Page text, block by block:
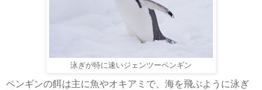
泳ぎが特に速いジェンツーペンギン
ペンギンの餌は主に魚やオキアミで、海を飛ぶように泳ぎ